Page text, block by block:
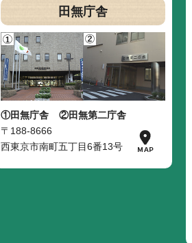
田無庁舎
①田無庁舎
②田無第二庁舎
〒188-8666
西東京市南町五丁目6番13号